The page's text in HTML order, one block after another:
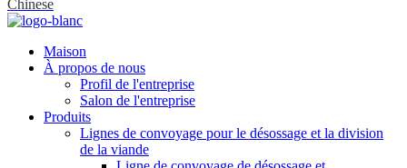
Chinese
Maison
À propos de nous
Profil de l'entreprise
Salon de l'entreprise
Produits
Lignes de convoyage pour le désossage et la division
de la viande